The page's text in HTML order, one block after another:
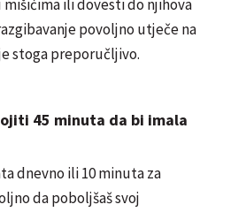
mišićima ili dovesti do njihova
povoljno utječe na
stoga preporučljivo.
45 minuta da bi imala
dnevno ili 10 minuta za
da poboljšaš svoj